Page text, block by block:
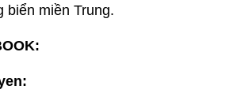
khoa học nước ngoài đối với
giảm thiểu ô nhiễm môi trường
chất ven biển, kỹ thuật bờ biển